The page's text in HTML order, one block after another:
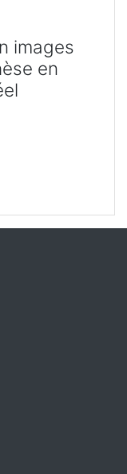
images
en